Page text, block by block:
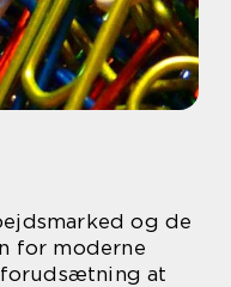
og de
for moderne
at